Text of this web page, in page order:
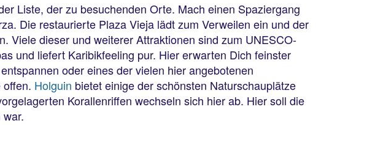
Liste, der zu besuchenden Orte. Mach einen Spaziergang
Die restaurierte Plaza Vieja lädt zum Verweilen ein und der
Viele dieser und weiterer Attraktionen sind zum UNESCO-
und liefert Karibikfeeling pur. Hier erwarten Dich feinster
oder eines der vielen hier angebotenen
Holguin bietet einige der schönsten Naturschauplätze
Korallenriffen wechseln sich hier ab. Hier soll die